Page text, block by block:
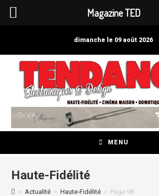
dimanche le 09 août 2026
MENU
Haute-Fidélité
> Actualité > Haute-Fidélité > Page 98
Magazine TED